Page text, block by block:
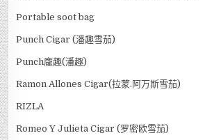
Portable soot bag
Punch Cigar (潘趣雪茄)
Punch龐趣(潘趣)
Ramon Allones Cigar(拉蒙.阿万斯雪茄)
RIZLA
Romeo Y Julieta Cigar (罗密欧雪茄)